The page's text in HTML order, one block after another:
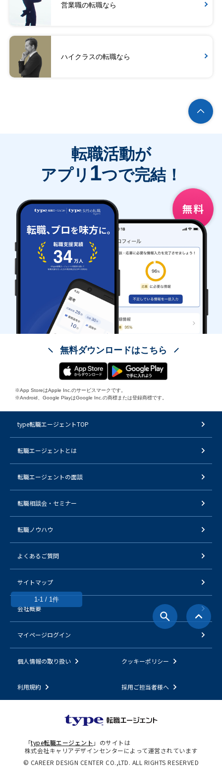
営業職の転職なら
ハイクラスの転職なら
1-1 / 1件
転職活動が
アプリ 1つで完結！
無料ダウンロードはこちら
※App StoreはApple Inc.のサービスマークです。
※Android、Google PlayはGoogle Inc.の商標または登録商標です。
type転職エージェントTOP
転職エージェントとは
転職エージェントの面談
転職相談会・セミナー
転職ノウハウ
よくあるご質問
サイトマップ
会社概要
マイページログイン
個人情報の取り扱い クッキーポリシー
利用規約 採用ご担当者様へ
「type転職エージェント 」のサイトは
株式会社キャリアデザインセンターによって運営されています
© CAREER DESIGN CENTER CO.,LTD. ALL RIGHTS RESERVED